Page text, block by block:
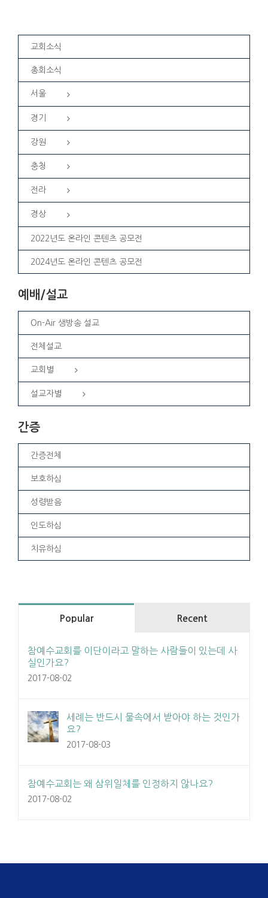
교회소식
총회소식
서울
경기
강원
충청
전라
경상
2022년도 온라인 콘텐츠 공모전
2024년도 온라인 콘텐츠 공모전
예배/설교
On-Air 생방송 설교
전체설교
교회별
설교자별
간증
간증전체
보호하심
성령받음
인도하심
치유하심
Popular Recent
참예수교회를 이단이라고 말하는 사람들이 있는데 사
실인가요?
2017-08-02
세례는 반드시 물속에서 받아야 하는 것인가
요?
2017-08-03
참예수교회는 왜 삼위일체를 인정하지 않나요?
2017-08-02